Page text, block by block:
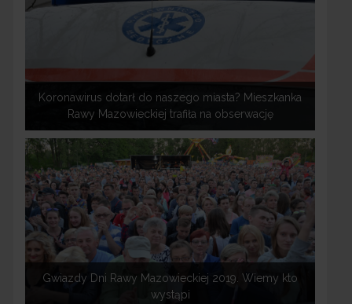
Koronawirus dotarł do naszego miasta? Mieszkanka
Rawy Mazowieckiej trafiła na obserwację
Gwiazdy Dni Rawy Mazowieckiej 2019. Wiemy kto
wystąpi